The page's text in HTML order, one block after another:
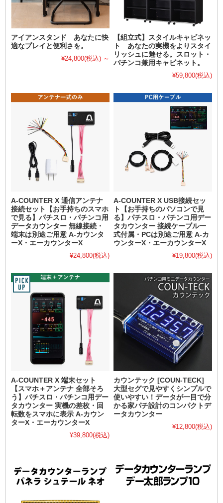
アイアンスタンド あなたに快
適なプレイと便利さを。
¥24,800(税込) ～
【組立式】スタイルキャビネッ
ト あなたの実機をよりスタイ
リッシュに魅せる。スロット・
パチンコ兼用キャビネット。
¥59,800(税込)
A-COUNTER X 通信アンテナ
接続セット【お手持ちのスマホ
で見る】パチスロ・パチンコ用
データカウンター 無線接続・
端末は別途ご用意 A-カウンタ
ーX・エーカウンターX
¥24,800(税込)
A-COUNTER X USB接続セッ
ト【お手持ちのパソコンで見
る】パチスロ・パチンコ用デー
タカウンター 接続ケーブル一
式付属・PCは別途ご用意 A-カ
ウンターX・エーカウンターX
¥19,800(税込)
A-COUNTER X 端末セット
【スマホ＋アンテナ 全部そろ
う】パチスロ・パチンコ用デー
タカウンター 実機の差枚・回
転数をスマホに表示 A-カウン
ターX・エーカウンターX
¥39,800(税込)
カウンテック [COUN-TECK]
大型セグで見やすくシンプルで
使いやすい！データが一目で分
かる家パチ設計のコンパクトデ
ータカウンター
¥12,800(税込)